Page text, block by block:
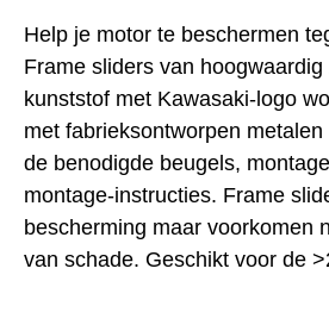
Help je motor te beschermen
Frame sliders van hoogwaardig
kunststof met Kawasaki-logo
met fabrieksontworpen
de benodigde beugels,
montage-instructies. Frame
bescherming maar voorkomen
van schade. Geschikt voor de